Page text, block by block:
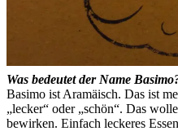
Was bedeutet der Name
Basimo ist Aramäisch. Das ist
„lecker“ oder „schön“. Das
bewirken. Einfach leckeres